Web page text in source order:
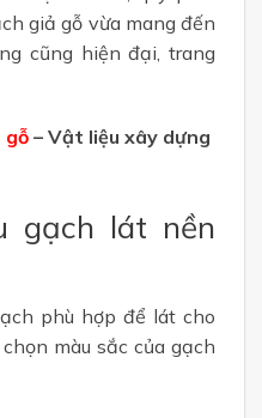
giả gỗ vừa mang đến
cũng hiện đại, trang
gỗ– Vật liệu xây dựng
gạch lát nền
phù hợp để lát cho
màu sắc của gạch